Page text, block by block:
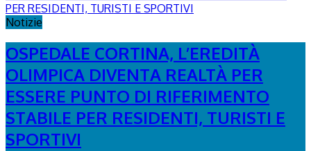
Notizie
OSPEDALE CORTINA, L’EREDITÀ
OLIMPICA DIVENTA REALTÀ PER
ESSERE PUNTO DI RIFERIMENTO
STABILE PER RESIDENTI, TURISTI E
SPORTIVI